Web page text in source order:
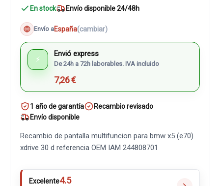
En stock Envío disponible 24/48h
Envío aEspaña(cambiar)
⚡
Envió express
De 24h a 72h laborables. IVA incluido
7,26 €
1 año de garantía
Recambio revisado
Envío disponible
Recambio de pantalla multifuncion para bmw x5 (e70)
xdrive 30 d referencia OEM IAM 244808701
Excelente4.5